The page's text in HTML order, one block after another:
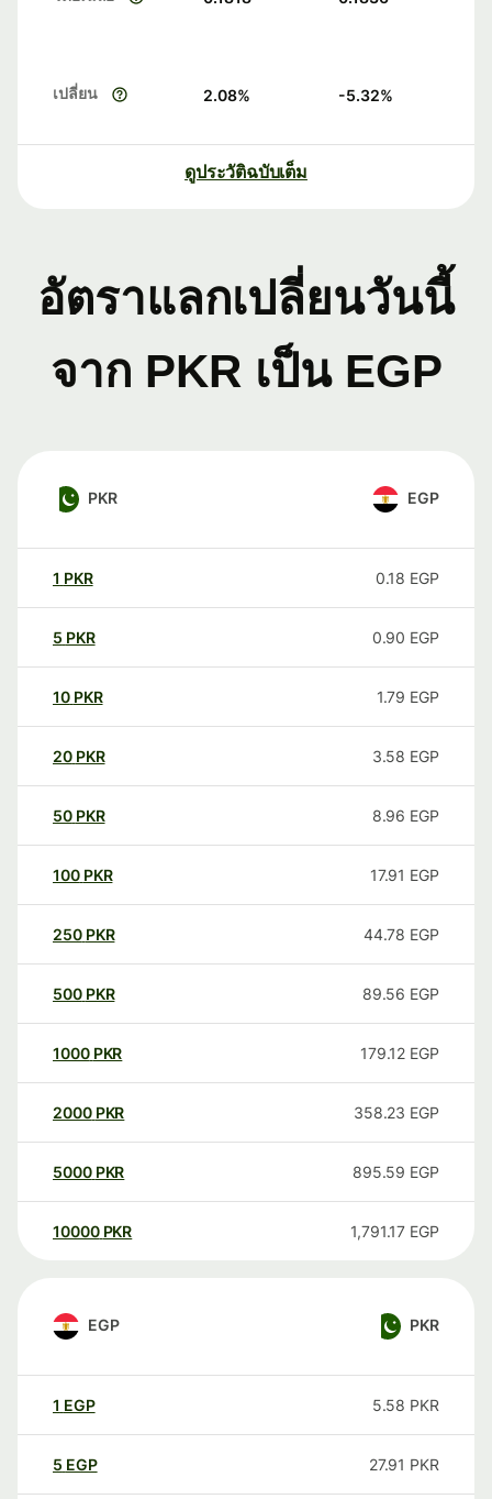
เปลี่ยน 2.08% -5.32%
ดูประวัติฉบับเต็ม
อัตราแลกเปลี่ยนวันนี้
จาก PKR เป็น EGP
PKR EGP
1 PKR 0.18 EGP
5 PKR 0.90 EGP
10 PKR 1.79 EGP
20 PKR 3.58 EGP
50 PKR 8.96 EGP
100 PKR 17.91 EGP
250 PKR 44.78 EGP
500 PKR 89.56 EGP
1000 PKR 179.12 EGP
2000 PKR 358.23 EGP
5000 PKR 895.59 EGP
10000 PKR 1,791.17 EGP
EGP PKR
1 EGP 5.58 PKR
5 EGP 27.91 PKR